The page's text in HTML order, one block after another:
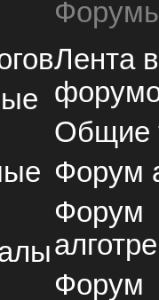
Лента
Общие
Форум
Форум
Форум